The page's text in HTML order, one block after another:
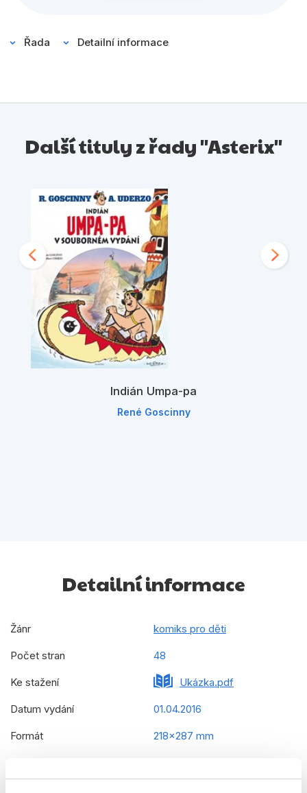
Young adult
Řada Detailní informace
Další tituly z řady "Asterix"
Indián Umpa-pa
René Goscinny
Detailní informace
Žánr komiks pro děti
Počet stran 48
Ke stažení Ukázka.pdf
Datum vydání 01.04.2016
Formát 218x287 mm